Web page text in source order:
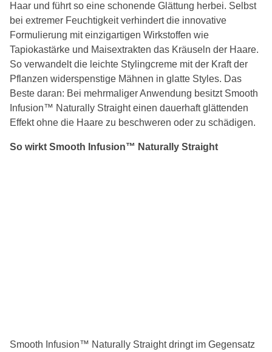
Haar und führt so eine schonende Glättung herbei. Selbst
bei extremer Feuchtigkeit verhindert die innovative
Formulierung mit einzigartigen Wirkstoffen wie
Tapiokastärke und Maisextrakten das Kräuseln der Haare.
So verwandelt die leichte Stylingcreme mit der Kraft der
Pflanzen widerspenstige Mähnen in glatte Styles. Das
Beste daran: Bei mehrmaliger Anwendung besitzt Smooth
Infusion™ Naturally Straight einen dauerhaft glättenden
Effekt ohne die Haare zu beschweren oder zu schädigen.
So wirkt Smooth Infusion™ Naturally Straight
Smooth Infusion™ Naturally Straight dringt im Gegensatz